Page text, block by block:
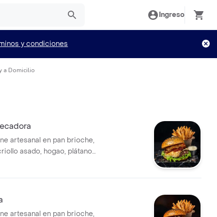
Ingreso
y condiciones
a Domicilio
artesanal en pan brioche,
asado, hogao, plátano
fresca. Acompañada
artesanal en pan brioche,